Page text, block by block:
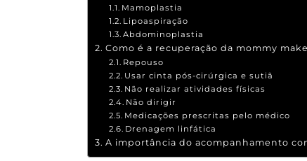
Mamoplastia
Lipoaspiração
Abdominoplastia
Como é a recuperação da mommy
Repouso
Usar cinta pós-cirúrgica e sutiã
Não realizar atividades físicas
Não dirigir
Medicações prescritas pelo médico
Drenagem linfática
A importância do acompanhamento